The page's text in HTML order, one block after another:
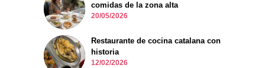
comidas de la zona alta
20/05/2026
Restaurante de cocina catalana con
historia
12/02/2026